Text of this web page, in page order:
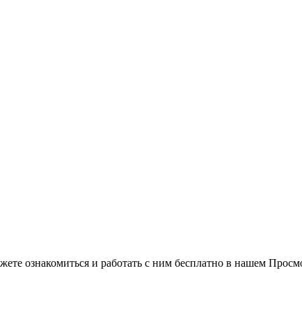
ознакомиться и работать с ним бесплатно в нашем